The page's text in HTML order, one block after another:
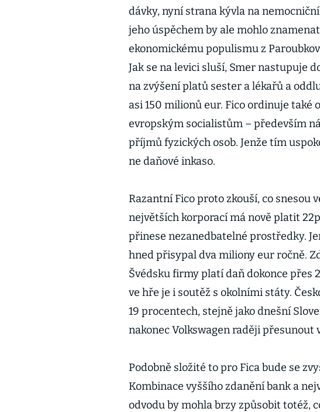
dávky, nyní strana kývla na
jeho úspěchem by ale mohlo
ekonomickému populismu z
Jak se na levici sluší, Smer nastupuje
na zvýšení platů sester a lékařů a
asi 150 milionů eur. Fico ordinuje také
evropským socialistům – především
příjmů fyzických osob. Jenže tím
ne daňové inkaso.
Razantní Fico proto zkouší, co snesou
největších korporací má nově platit
přinese nezanedbatelné prostředky.
hned přisypal dva miliony eur ročně.
Švédsku firmy platí daň dokonce přes
ve hře je i soutěž s okolními státy.
19 procentech, stejně jako dnešní
nakonec Volkswagen raději přesunout
Podobně složité to pro Fica bude se
Kombinace vyššího zdanění bank a
odvodu by mohla brzy způsobit totéž,